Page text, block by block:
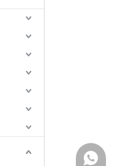
+ 86-